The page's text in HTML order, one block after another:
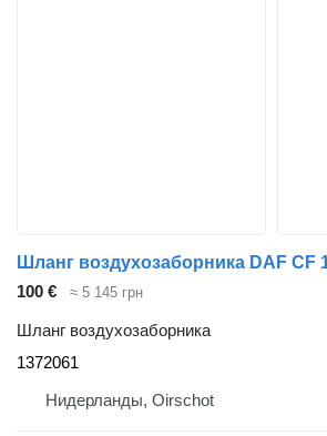
100 € ≈ 5 145 грн
Шланг воздухозаборника
1372061
Нидерланды, Oirschot